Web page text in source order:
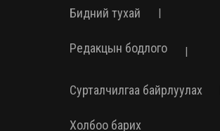
Бидний тухай |
Редакцын бодлого |
Сурталчилгаа байрлуулах
Холбоо барих